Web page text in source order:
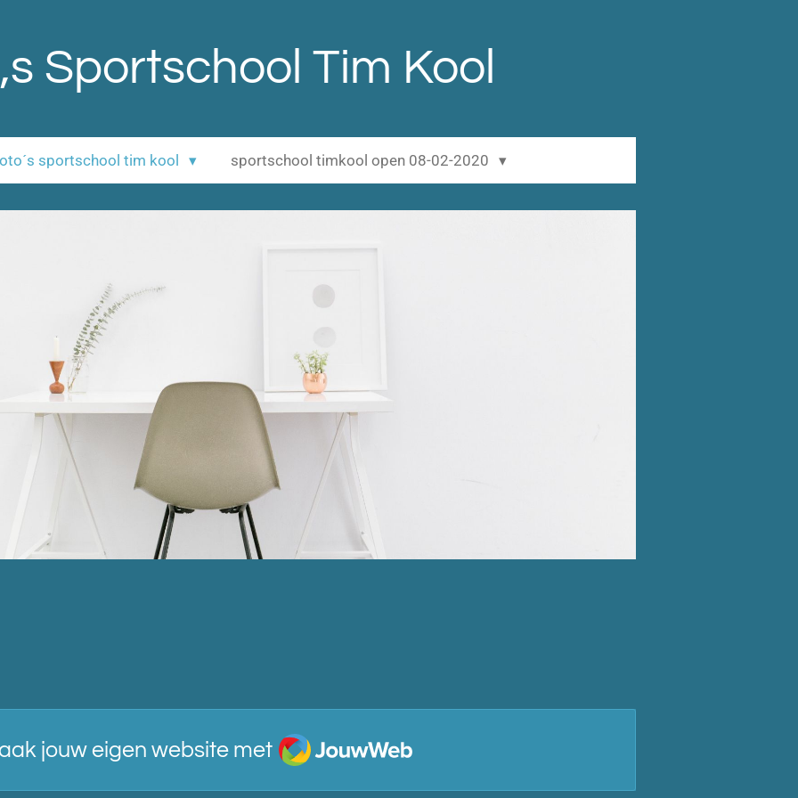
Sportschool Tim Kool
sportschool tim kool sportschool timkool open 08-02-2020
jouw eigen website met
JouwWeb